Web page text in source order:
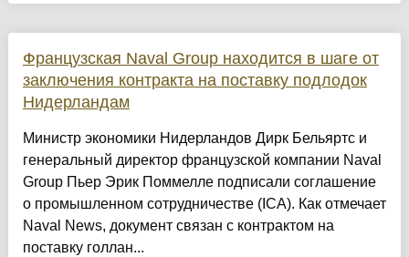
Французская Naval Group находится в шаге от
заключения контракта на поставку подлодок
Нидерландам
Министр экономики Нидерландов Дирк Бельяртс и
генеральный директор французской компании Naval
Group Пьер Эрик Поммелле подписали соглашение
о промышленном сотрудничестве (ICA). Как отмечает
Naval News, документ связан с контрактом на
поставку голлан...